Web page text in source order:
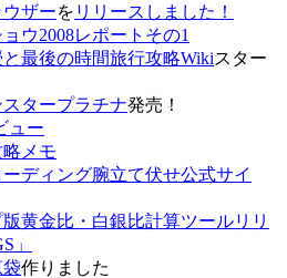
ザーを リリースしました！
ウ2008レポートその1
最後の時間旅行攻略Wikiスター
タープラチナ発売！
ュー
メモ
ディング腕立て伏せ公式サイ
黄金比・白銀比計算ツールリリ
」
作りました